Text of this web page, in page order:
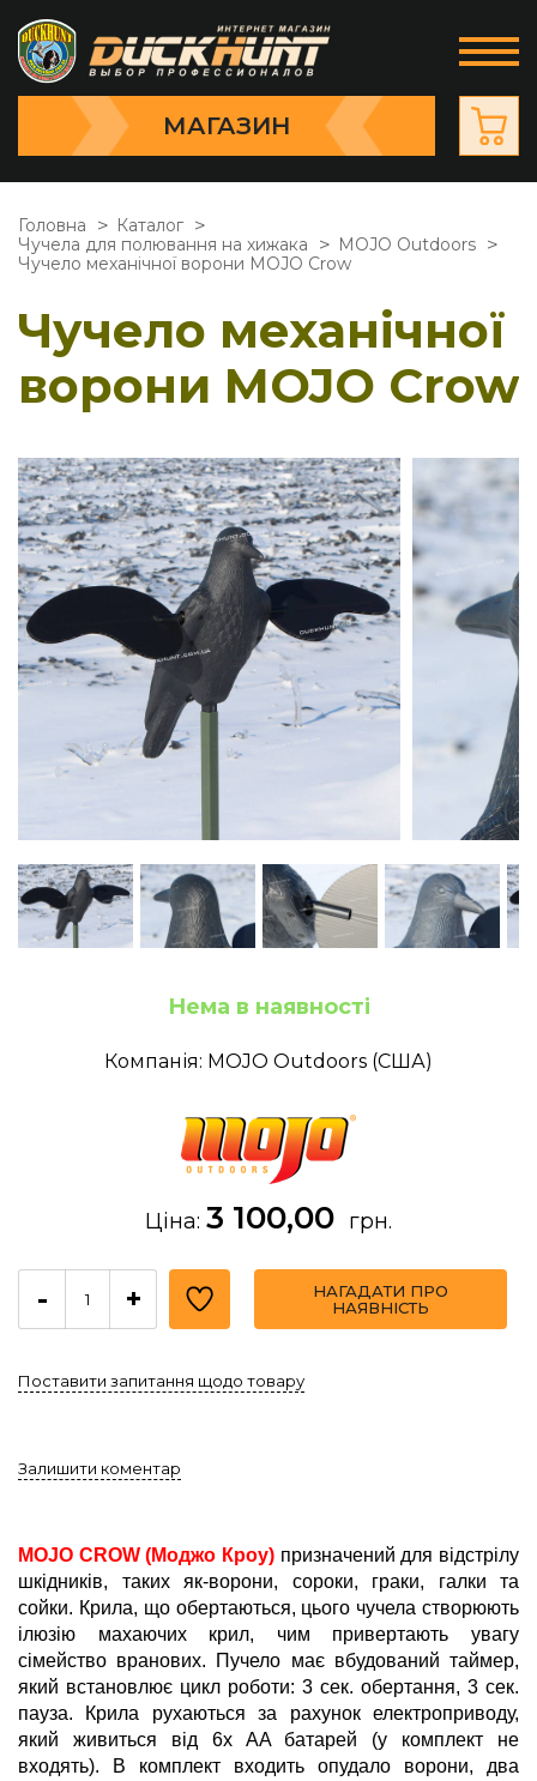
МАГАЗИН
Головна
Каталог
Чучела для полювання на хижака
MOJO Outdoors
Чучело механічної ворони МOJO Сrow
Чучело механічної
ворони МOJO Сrow
Нема в наявності
Компанія: MOJO Outdoors (США)
Ціна: 3 100,00 грн.
- +
НАГАДАТИ ПРО
НАЯВНІСТЬ
Поставити запитання щодо товару
Залишити коментар
MOJO CROW (Mоджо Кроу) призначений для відстрілу
шкідників, таких як-ворони, сороки, граки, галки та
сойки. Крила, що обертаються, цього чучела створюють
ілюзію махаючих крил, чим привертають увагу
сімейство вранових. Пучело має вбудований таймер,
який встановлює цикл роботи: 3 сек. обертання, 3 сек.
пауза. Крила рухаються за рахунок електроприводу,
який живиться від 6x AA батарей (у комплект не
входять). В комплект входить опудало ворони, два